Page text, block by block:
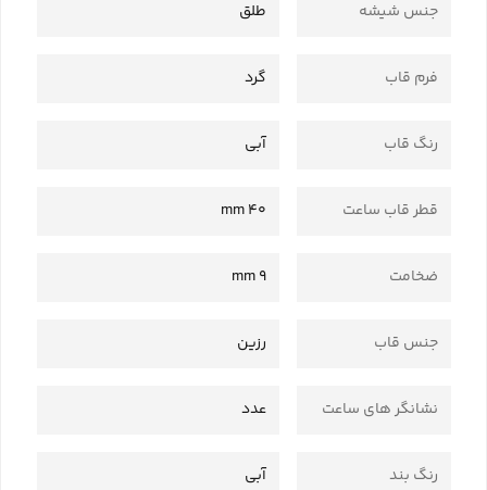
جنس شیشه طلق
فرم قاب گرد
رنگ قاب آبی
قطر قاب ساعت 40 mm
ضخامت 9 mm
جنس قاب رزین
نشانگر های ساعت عدد
رنگ بند آبی